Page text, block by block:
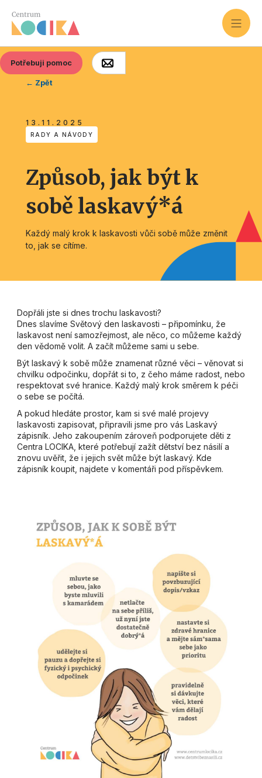
Potřebuji pomoc
← Zpět
13.11.2025
RADY A NÁVODY
Způsob, jak být k
sobě laskavý*á
Každý malý krok k laskavosti vůči sobě může změnit
to, jak se cítíme.
Dopřáli jste si dnes trochu laskavosti?
Dnes slavíme Světový den laskavosti – připomínku, že
laskavost není samozřejmost, ale něco, co můžeme každý
den vědomě volit. A začít můžeme sami u sebe.
Být laskavý k sobě může znamenat různé věci – věnovat si
chvilku odpočinku, dopřát si to, z čeho máme radost, nebo
respektovat své hranice. Každý malý krok směrem k péči
o sebe se počítá.
A pokud hledáte prostor, kam si své malé projevy
laskavosti zapisovat, připravili jsme pro vás Laskavý
zápisník. Jeho zakoupením zároveň podporujete děti z
Centra LOCIKA, které potřebují zažít dětství bez násilí a
znovu uvěřit, že i jejich svět může být laskavý. Kde
zápisník koupit, najdete v komentáři pod příspěvkem.